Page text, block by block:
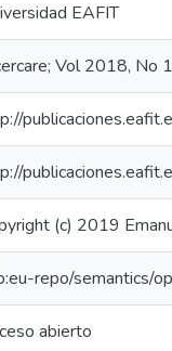
EAFIT
Vol 2018, No
(c) 2019
repo/semantics/
abierto